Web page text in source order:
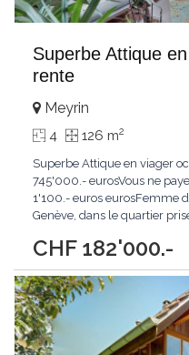
Superbe Attique
rente
CHF 182'000.-
Meyrin
4 126 m2
Superbe Attique en viager
745'000.- eurosVous ne
1'100.- euros eurosFemme
Genève, dans le quartier
rente, une occasion unique
sécurisé et de